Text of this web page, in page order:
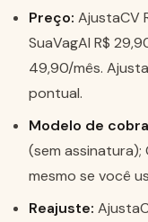
Preço: AjustaCV
SuaVagAI R$
49,90/mês.
pontual.
Modelo de
(sem assinatura);
mesmo se você
Reajuste: